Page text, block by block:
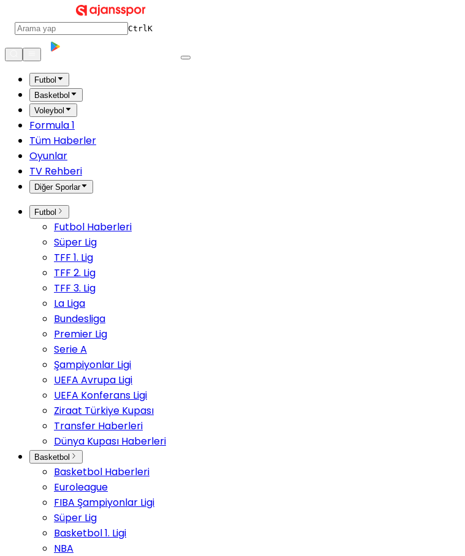
CtrlK
Futbol
Basketbol
Voleybol
Formula 1
Tüm Haberler
Oyunlar
TV Rehberi
Diğer Sporlar
Futbol
Futbol Haberleri
Süper Lig
TFF 1. Lig
TFF 2. Lig
TFF 3. Lig
La Liga
Bundesliga
Premier Lig
Serie A
Şampiyonlar Ligi
UEFA Avrupa Ligi
UEFA Konferans Ligi
Ziraat Türkiye Kupası
Transfer Haberleri
Dünya Kupası Haberleri
Basketbol
Basketbol Haberleri
Euroleague
FIBA Şampiyonlar Ligi
Süper Lig
Basketbol 1. Ligi
NBA